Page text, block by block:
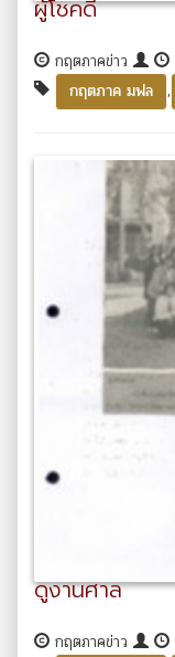
ผู้โชคดี
กฤตภาคข่าว
กฤตภาค มฟล
,
ดูงานศาล
กฤตภาคข่าว